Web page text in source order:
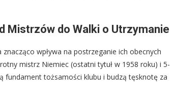
Mistrzów do Walki o Utrzymanie
wpływa na postrzeganie ich obecnych
mistrz Niemiec (ostatni tytuł w 1958 roku) i 5-
fundament tożsamości klubu i budzą tęsknotę za